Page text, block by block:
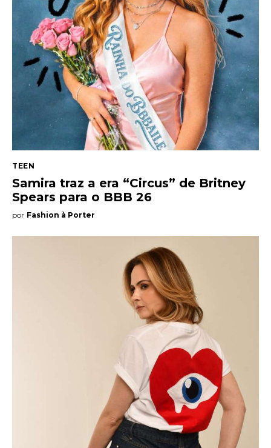
TEEN
Samira traz a era “Circus” de Britney
Spears para o BBB 26
por Fashion à Porter